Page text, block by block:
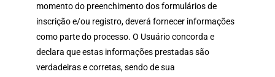
momento do preenchimento dos formulários de
inscrição e/ou registro, deverá fornecer informações
como parte do processo. O Usuário concorda e
declara que estas informações prestadas são
verdadeiras e corretas, sendo de sua